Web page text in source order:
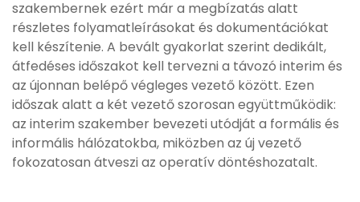
szakembernek ezért már a megbízatás alatt
részletes folyamatleírásokat és dokumentációkat
kell készítenie. A bevált gyakorlat szerint dedikált,
átfedéses időszakot kell tervezni a távozó interim és
az újonnan belépő végleges vezető között. Ezen
időszak alatt a két vezető szorosan együttműködik:
az interim szakember bevezeti utódját a formális és
informális hálózatokba, miközben az új vezető
fokozatosan átveszi az operatív döntéshozatalt.